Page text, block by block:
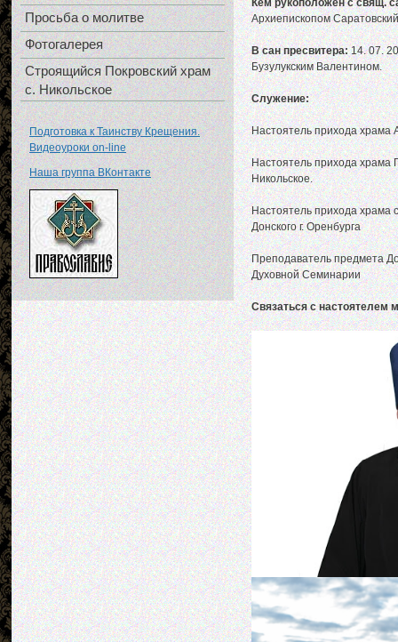
Кем рукоположен с свящ.
Архиепископом
В сан пресвитера:14. 07.
Бузулукским Валентином.
Служение:
Настоятель прихода храма
Настоятель прихода храма
Никольское.
Настоятель прихода храма
Донского г. Оренбурга
Преподаватель предмета
Духовной Семинарии
Связаться с настоятелем
Просьба о молитве
Фотогалерея
Строящийся Покровский храм
с. Никольское
Подготовка к Таинству Крещения.
Видеоуроки on-line
Наша группа ВКонтакте